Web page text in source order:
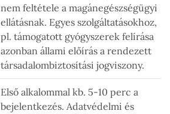
nem feltétele a magánegészségügyi
ellátásnak. Egyes szolgáltatásokhoz,
pl. támogatott gyógyszerek felírása
azonban állami előírás a rendezett
társadalombiztosítási jogviszony.
Első alkalommal kb. 5-10 perc a
bejelentkezés. Adatvédelmi és